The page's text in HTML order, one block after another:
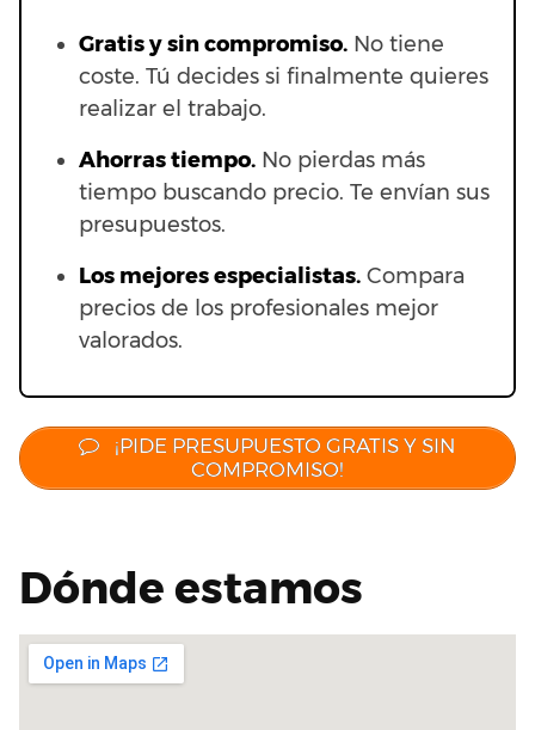
Gratis y sin compromiso. No tiene
coste. Tú decides si finalmente quieres
realizar el trabajo.
Ahorras tiempo. No pierdas más
tiempo buscando precio. Te envían sus
presupuestos.
Los mejores especialistas. Compara
precios de los profesionales mejor
valorados.
¡PIDE PRESUPUESTO GRATIS Y SIN
COMPROMISO!
Dónde estamos